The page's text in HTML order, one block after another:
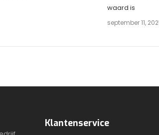
waard is
september 11,
Klantenservice